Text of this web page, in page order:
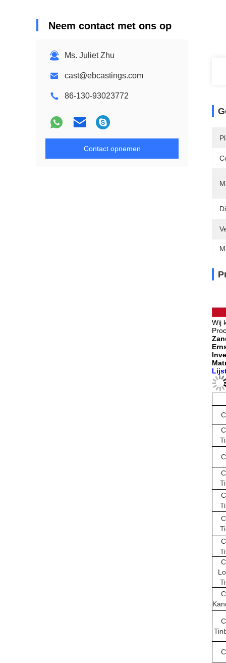
Neem contact met ons op
Ms. Juliet Zhu
cast@ebcastings.com
86-130-93023772
Contact opnemen
Wij